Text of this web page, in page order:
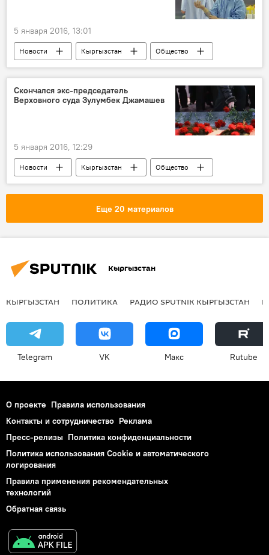
5 января 2016, 13:01
Новости Кыргызстан
Общество
ДТП
люди гибель
врач
подлог
Скончался экс-председатель
Верховного суда Зулумбек Джамашев
5 января 2016, 12:29
Новости Кыргызстан
Общество
Зулумбек Джамашев
кончина
Еще 20 материалов
Кыргызстан
КЫРГЫЗСТАН ПОЛИТИКА РАДИО SPUTNIK КЫРГЫЗСТАН
Telegram VK Макс Rutube
О проекте Правила использования
Контакты и сотрудничество Реклама
Пресс-релизы Политика конфиденциальности
Политика использования Cookie и автоматического
логирования
Правила применения рекомендательных
технологий
Обратная связь